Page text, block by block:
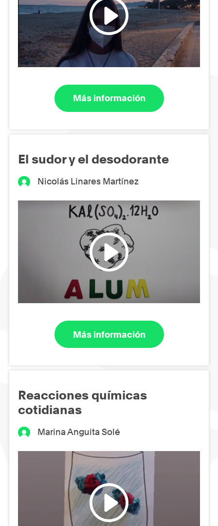
Más información
El sudor y el desodorante
Nicolás Linares Martínez
Más información
Reacciones químicas
cotidianas
Marina Anguita Solé